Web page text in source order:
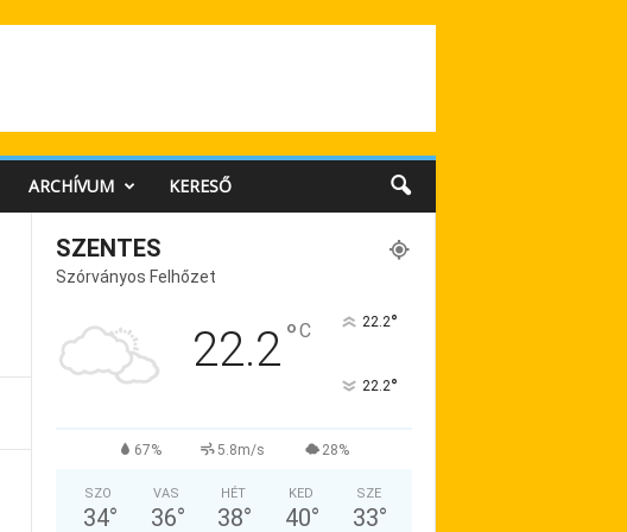
ARCHÍVUM KERESŐ
SZENTES
Szórványos Felhőzet
22.2°C 22.2°
22.2°
67% 5.8m/s 28%
SZO
34°
VAS
36°
HÉT
38°
KED
40°
SZE
33°